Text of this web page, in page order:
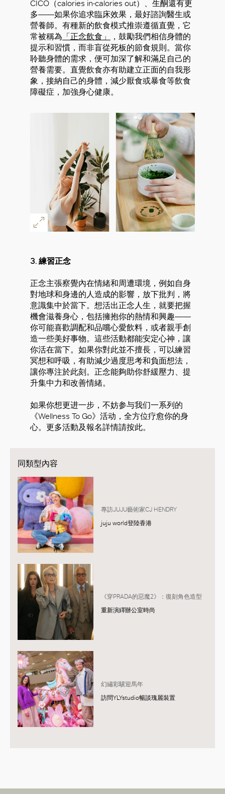
CICO（calories in-calories out）、生酮還有更
多——如果你追求臨床效果，最好諮詢醫生或
營養師。有種新的飲食模式推崇遵循直覺，它
常被稱為 「正念飲食」
，鼓勵我們相信身體的
提示和習慣，而非盲從死板的節食規則。當你
聆聽身體的需求，便可加深了解和滿足自己的
營養需要。直覺飲食亦有助建立正面的自我形
象，接納自己的身體，減少厭食或暴食等飲食
障礙症，加強身心健康。
3. 練習正念
正念主張察覺內在情緒和周遭環境，例如自身
對地球和身邊的人造成的影響，放下批判，將
意識集中於當下。想活出正念人生，就要把握
機會滋養身心，包括擁抱你的熱情和興趣——
你可能喜歡調配和品嚐心愛飲料，或者親手創
造一些美好事物。這些活動都能安定心神，讓
你活在當下。如果你對此並不擅長，可以練習
冥想和呼吸，有助減少過度思考和負面想法，
讓你專注於此刻。正念能夠助你舒緩壓力、提
升集中力和改善情緒。
如果你想更进一步，不妨参与我们一系列的
《Wellness To Go》活动，全方位疗愈你的身
心。更多活動及報名詳情請按此。
同類型內容
專訪JUJU藝術家CJ HENDRY
juju world登陸香港
《穿PRADA的惡魔2》：復刻角色造型
重新演繹辦公室時尚
幻繡彩驥迎馬年
訪問YLYstudio暢談瑰麗裝置